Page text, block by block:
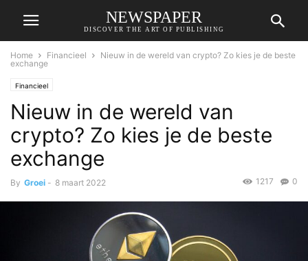
NEWSPAPER
DISCOVER THE ART OF PUBLISHING
Home Financieel
Nieuw in de wereld van crypto? Zo kies je de beste
exchange
Financieel
Nieuw in de wereld van
crypto? Zo kies je de beste
exchange
By Groei - 8 maart 2022 0
1217